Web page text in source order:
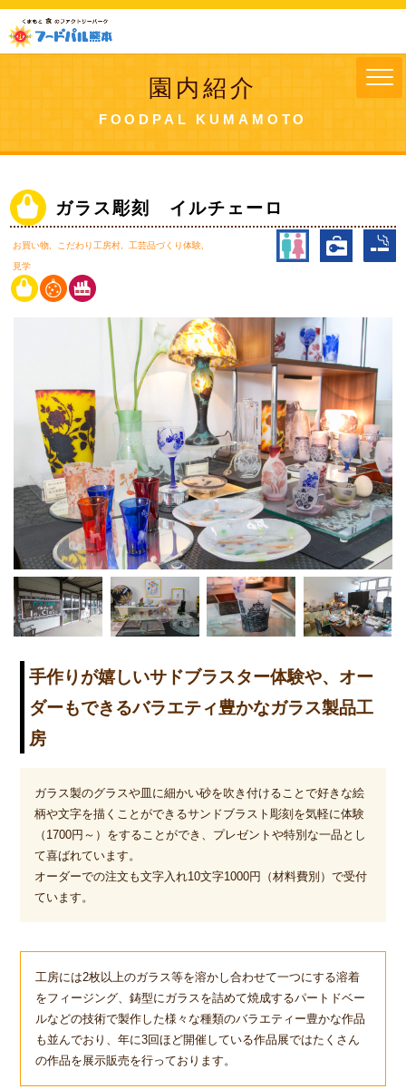
園内紹介
FOODPAL KUMAMOTO
ガラス彫刻 イルチェーロ
お買い物 こだわり工房村 工芸品づくり体験
見学
手作りが嬉しいサドブラスター体験や、オー
ダーもできるバラエティ豊かなガラス製品工
房
ガラス製のグラスや皿に細かい砂を吹き付けることで好きな絵
柄や文字を描くことができるサンドブラスト彫刻を気軽に体験
（1700円～）をすることができ、プレゼントや特別な一品とし
て喜ばれています。
オーダーでの注文も文字入れ10文字1000円（材料費別）で受付
ています。
工房には2枚以上のガラス等を溶かし合わせて一つにする溶着
をフィージング、鋳型にガラスを詰めて焼成するパートドベー
ルなどの技術で製作した様々な種類のバラエティー豊かな作品
も並んでおり、年に3回ほど開催している作品展ではたくさん
の作品を展示販売を行っております。